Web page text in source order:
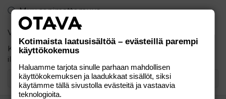
Muu sopimattomuus
Varmistus
Kirjoita seuraavat numerot pienimmästä suurimpaan
ilman pilkkuja: 6, 7, 1
Kotimaista laatusisältöä – evästeillä parempi
käyttökokemus
Haluamme tarjota sinulle parhaan mahdollisen
käyttökokemuksen ja laadukkaat sisällöt, siksi
käytämme tällä sivustolla evästeitä ja vastaavia
teknologioita.